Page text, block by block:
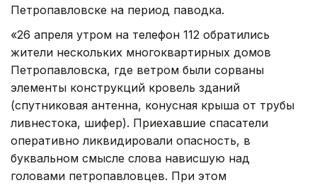
Петропавловске на период паводка.
«26 апреля утром на телефон 112 обратились
жители нескольких многоквартирных домов
Петропавловска, где ветром были сорваны
элементы конструкций кровель зданий
(спутниковая антенна, конусная крыша от трубы
ливнестока, шифер). Приехавшие спасатели
оперативно ликвидировали опасность, в
буквальном смысле слова нависшую над
головами петропавловцев. При этом